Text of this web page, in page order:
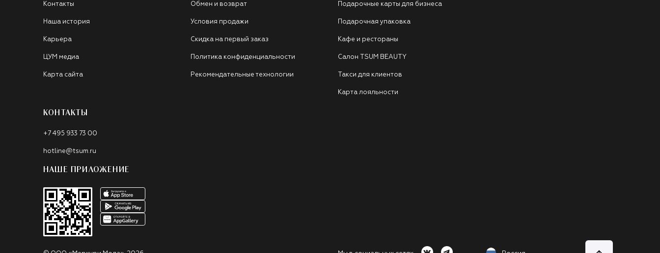
Контакты
Наша история
Карьера
ЦУМ медиа
Карта сайта
Обмен и возврат
Условия продажи
Скидка на первый заказ
Политика конфиденциальности
Рекомендательные технологии
Подарочные карты для бизнеса
Подарочная упаковка
Кафе и рестораны
Салон TSUM BEAUTY
Такси для клиентов
Карта лояльности
КОНТАКТЫ
+7 495 933 73 00
hotline@tsum.ru
НАШЕ ПРИЛОЖЕНИЕ